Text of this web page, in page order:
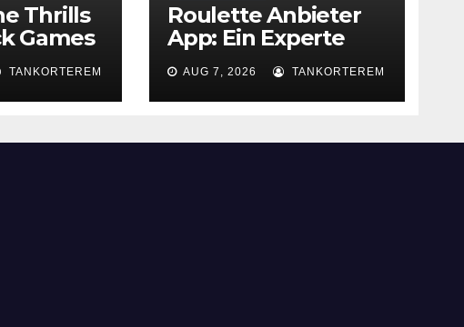
Thrills
Games
TANKORTEREM
Roulette Anbieter
App: Ein Experte
Leitfaden
AUG 7, 2026 TANKORTEREM